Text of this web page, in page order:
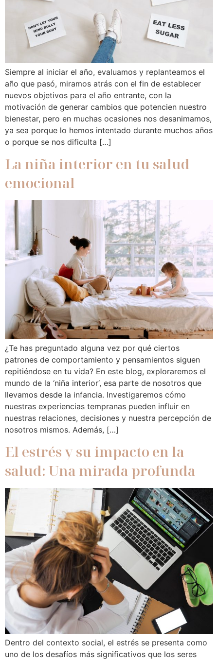
Siempre al iniciar el año, evaluamos y replanteamos el
año que pasó, miramos atrás con el fin de establecer
nuevos objetivos para el año entrante, con la
motivación de generar cambios que potencien nuestro
bienestar, pero en muchas ocasiones nos desanimamos,
ya sea porque lo hemos intentado durante muchos años
o porque se nos dificulta […]
La niña interior en tu salud
emocional
¿Te has preguntado alguna vez por qué ciertos
patrones de comportamiento y pensamientos siguen
repitiéndose en tu vida? En este blog, exploraremos el
mundo de la ‘niña interior‘, esa parte de nosotros que
llevamos desde la infancia. Investigaremos cómo
nuestras experiencias tempranas pueden influir en
nuestras relaciones, decisiones y nuestra percepción de
nosotros mismos. Además, […]
El estrés y su impacto en la
salud: Una mirada profunda
Dentro del contexto social, el estrés se presenta como
uno de los desafíos más significativos que los seres